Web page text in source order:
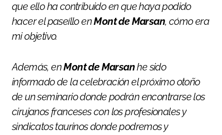
que ello ha contribuido en que haya podido
hacer el paseíllo enMont de Marsan, cómo era
mi objetivo.
Además, enMont de Marsanhe sido
informado de la celebración el próximo otoño
de un seminario donde podrán encontrarse los
cirujanos franceses con los profesionales y
sindicatos taurinos donde podremos y